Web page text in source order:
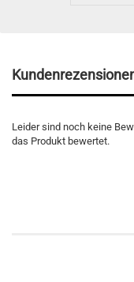
Leider sind noch keine
das Produkt bewertet.